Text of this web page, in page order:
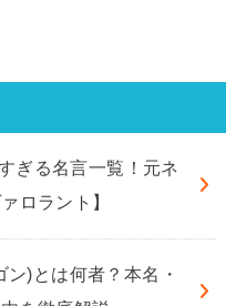
ぎる名言一覧！元ネ
ロラント】
ン)とは何者？本名・